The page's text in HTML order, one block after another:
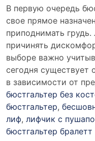
В первую очередь
свое прямое
приподнимать
причинять
выборе важно
сегодня существует
в зависимости от
бюстгальтер без
бюстгальтер,
лиф, лифчик с
бюстгальтер бралетт